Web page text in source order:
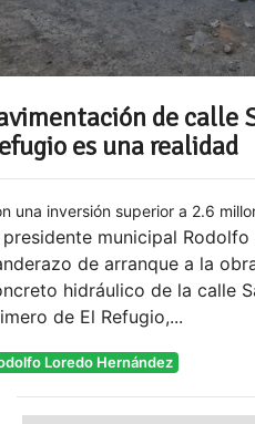
de calle
es una realidad
una inversión superior a 2.6
presidente municipal
de arranque a la
hidráulico de la calle
de El Refugio,...
Loredo Hernández